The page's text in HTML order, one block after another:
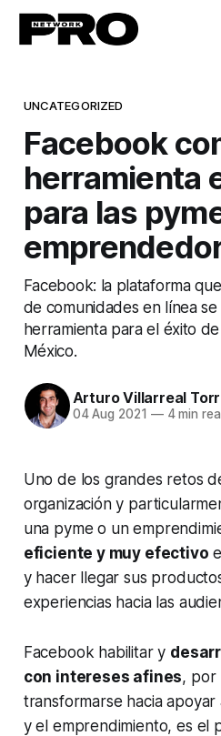
UNCATEGORIZED
Facebook
herramienta
para las
Facebook: la plataforma
de comunidades en línea
herramienta para el éxito
México.
Arturo Villarreal
04 Aug 2021 —4 min
Uno de los grandes retos
organización y
una pyme o un
eficiente y muy efectivo
y hacer llegar sus
experiencias hacia las
Facebook habilitar y
con intereses afines, por
transformarse hacia
y el emprendimiento, es el